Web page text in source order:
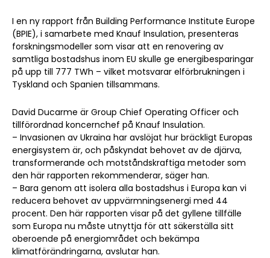
I en ny rapport från Building Performance Institute Europe
(BPIE), i samarbete med Knauf Insulation, presenteras
forskningsmodeller som visar att en renovering av
samtliga bostadshus inom EU skulle ge energibesparingar
på upp till 777 TWh – vilket motsvarar elförbrukningen i
Tyskland och Spanien tillsammans.
David Ducarme är Group Chief Operating Officer och
tillförordnad koncernchef på Knauf Insulation.
– Invasionen av Ukraina har avslöjat hur bräckligt Europas
energisystem är, och påskyndat behovet av de djärva,
transformerande och motståndskraftiga metoder som
den här rapporten rekommenderar, säger han.
– Bara genom att isolera alla bostadshus i Europa kan vi
reducera behovet av uppvärmningsenergi med 44
procent. Den här rapporten visar på det gyllene tillfälle
som Europa nu måste utnyttja för att säkerställa sitt
oberoende på energiområdet och bekämpa
klimatförändringarna, avslutar han.